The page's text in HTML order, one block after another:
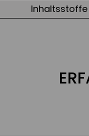
mattierten
ausgeglichenen
Inhaltsstoffe